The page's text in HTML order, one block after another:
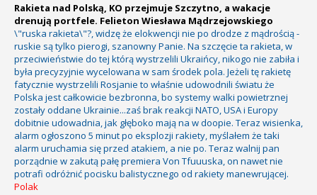
Rakieta nad Polską, KO przejmuje Szczytno, a wakacje
drenują portfele. Felieton Wiesława Mądrzejowskiego
\"ruska rakieta\"?, widzę że elokwencji nie po drodze z mądrością -
ruskie są tylko pierogi, szanowny Panie. Na szczęcie ta rakieta, w
przeciwieństwie do tej którą wystrzelili Ukraińcy, nikogo nie zabiła i
była precyzyjnie wycelowana w sam środek pola. Jeżeli tę rakietę
fatycznie wystrzelili Rosjanie to właśnie udowodnili światu że
Polska jest całkowicie bezbronna, bo systemy walki powietrznej
zostały oddane Ukrainie...zaś brak reakcji NATO, USA i Europy
dobitnie udowadnia, jak głęboko mają na w doopie. Teraz wisienka,
alarm ogłoszono 5 minut po eksplozji rakiety, myślałem że taki
alarm uruchamia się przed atakiem, a nie po. Teraz walnij pan
porządnie w zakutą pałę premiera Von Tfuuuska, on nawet nie
potrafi odróżnić pocisku balistycznego od rakiety manewrującej.
Polak